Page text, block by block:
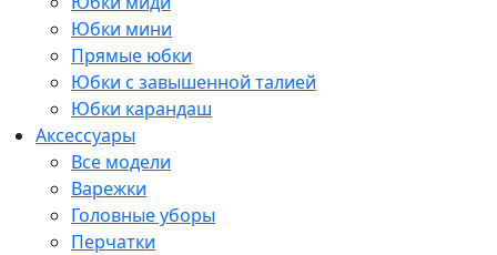
Юбки мини
Прямые юбки
Юбки с завышенной талией
Юбки карандаш
Аксессуары
Все модели
Варежки
Головные уборы
Перчатки